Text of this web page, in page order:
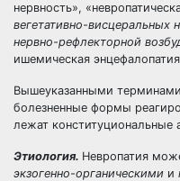
нервность»,
вегетативно-висцеральных
нервно-рефлекторной
ишемическая
Вышеуказанными
болезненные формы
лежат конституциональные
Этиология. Невропатия
экзогенно-органическими и